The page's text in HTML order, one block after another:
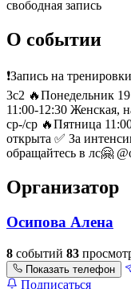
свободная запись
О событии
❗️Запись на
3с2 🔥Понедельник
11:00-12:30 Женская,
ср-/ср 🔥Пятница
открыта ✅ За
обращайтесь в лс🤗
Организатор
Осипова Алена
8 событий 83
Показать телефон
Подписаться